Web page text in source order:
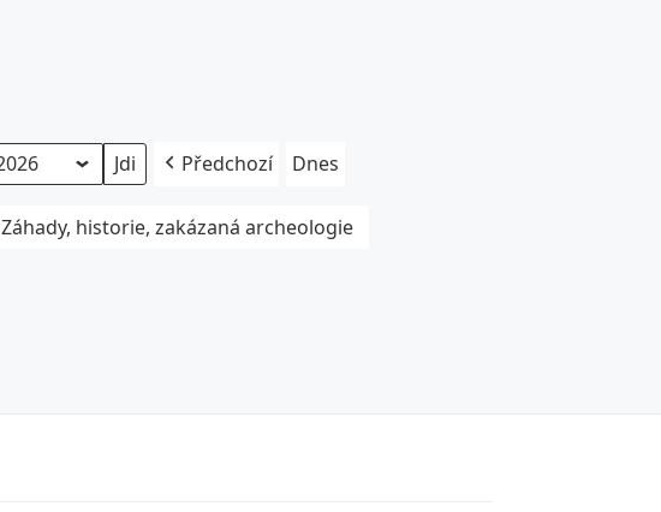
Předchozí Dnes
Záhady, historie, zakázaná archeologie